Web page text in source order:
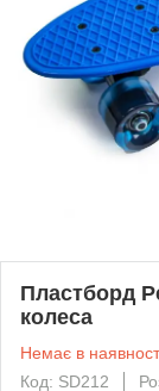
Пластборд
колеса
Немає в
Код: SD212